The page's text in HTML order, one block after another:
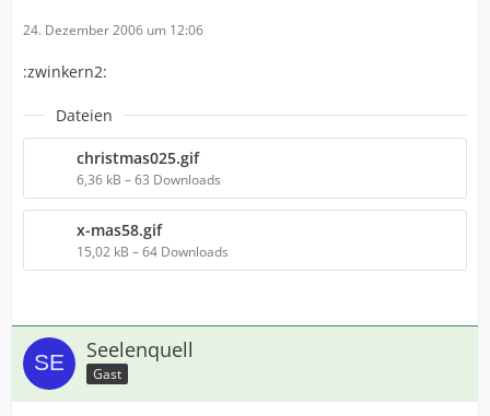
24. Dezember 2006 um 12:06
:zwinkern2:
Dateien
christmas025.gif
6,36 kB – 63 Downloads
x-mas58.gif
15,02 kB – 64 Downloads
Seelenquell
Gast